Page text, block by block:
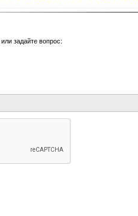
задайте вопрос: